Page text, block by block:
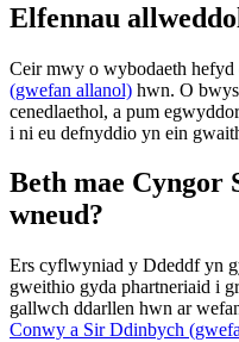
Elfennau
Ceir mwy o wybodaeth
(gwefan allanol) hwn. O
cenedlaethol, a pum
i ni eu defnyddio yn ein
Beth mae Cyngor
wneud?
Ers cyflwyniad y Ddeddf yn
gweithio gyda phartneriaid i
gallwch ddarllen hwn ar
Conwy a Sir Ddinbych